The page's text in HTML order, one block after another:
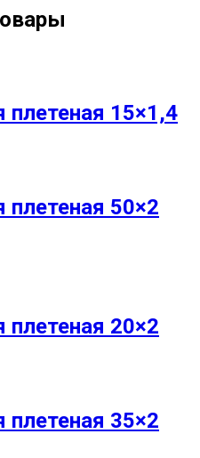
плетеная 15×1,4
плетеная 50×2
плетеная 20×2
плетеная 35×2